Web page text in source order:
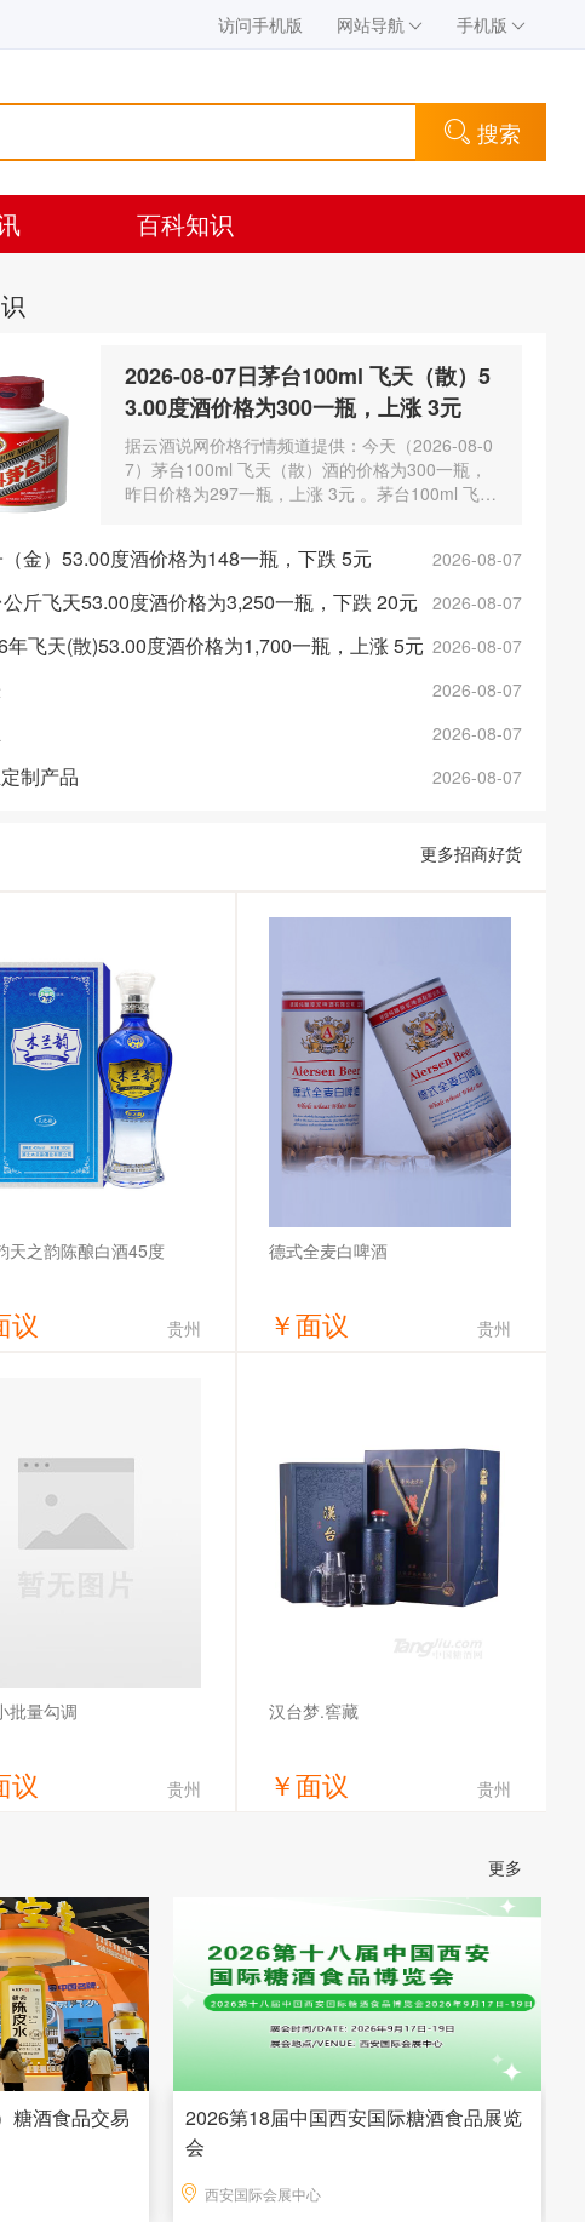
访问手机版 网站导航 手机版
搜索
百科知识
2026-08-07日茅台100ml 飞天（散）5
3.00度酒价格为300一瓶，上涨 3元
据云酒说网价格行情频道提供：今天（2026-08-0
7）茅台100ml 飞天（散）酒的价格为300一瓶，
昨日价格为297一瓶，上涨 3元 。茅台100ml 飞天
2026-08-07
金）53.00度酒价格为148一瓶，下跌 5元
2026-08-07
斤飞天53.00度酒价格为3,250一瓶，下跌 20元
2026-08-07
飞天(散)53.00度酒价格为1,700一瓶，上涨 5元
2026-08-07
2026-08-07
2026-08-07
制产品
更多招商好货
天之韵陈酿白酒45度
议 贵州
德式全麦白啤酒
￥面议 贵州
批量勾调
议 贵州
汉台梦.窖藏
￥面议 贵州
更多
糖酒食品交易
2026第18届中国西安国际糖酒食品展览
会
西安国际会展中心